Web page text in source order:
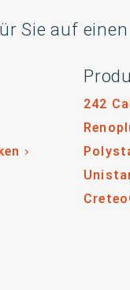
Sie auf
242